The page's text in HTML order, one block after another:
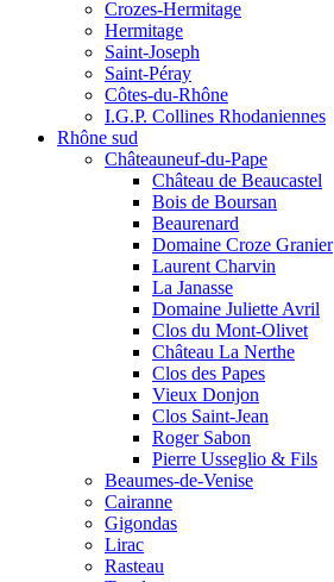
Crozes-Hermitage
Hermitage
Saint-Joseph
Saint-Péray
Côtes-du-Rhône
I.G.P. Collines Rhodaniennes
Rhône sud
Châteauneuf-du-Pape
Château de Beaucastel
Bois de Boursan
Beaurenard
Domaine Croze Granier
Laurent Charvin
La Janasse
Domaine Juliette Avril
Clos du Mont-Olivet
Château La Nerthe
Clos des Papes
Vieux Donjon
Clos Saint-Jean
Roger Sabon
Pierre Usseglio & Fils
Beaumes-de-Venise
Cairanne
Gigondas
Lirac
Rasteau